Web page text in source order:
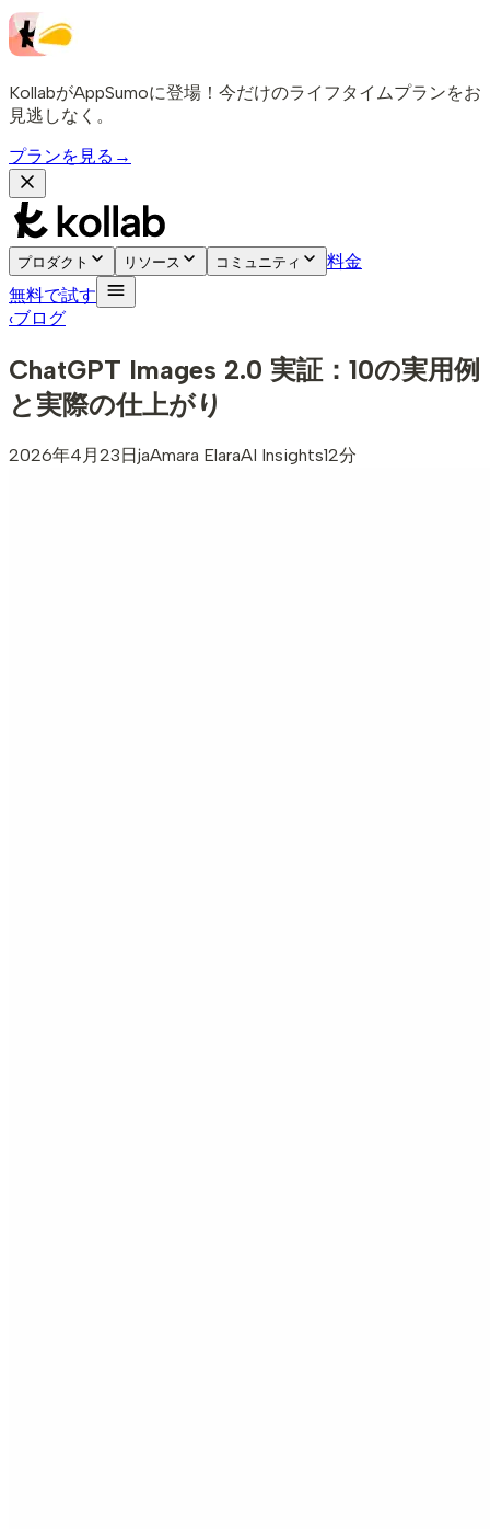
KollabがAppSumoに登場！今だけのライフタイムプランをお
見逃しなく。
プランを見る →
プロダクト リソース コミュニティ
料金
無料で試す
‹ブログ
ChatGPT Images 2.0 実証：10の実用例
と実際の仕上がり
2026年4月23日jaAmara ElaraAI Insights12分